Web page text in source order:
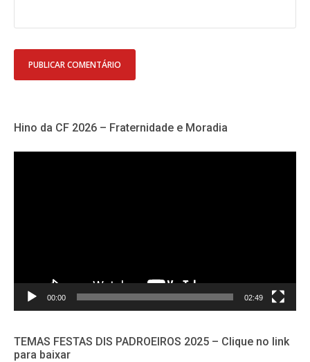
Hino da CF 2026 – Fraternidade e Moradia
00:00 02:49
TEMAS FESTAS DIS PADROEIROS 2025 – Clique no link
para baixar